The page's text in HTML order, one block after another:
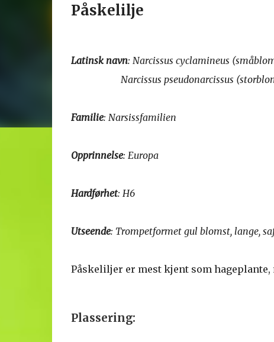
Påskelilje
Latinsk navn: Narcissus cyclamineus
Narcissus pseudonarcissus
Familie: Narsissfamilien
Opprinnelse: Europa
Hardførhet: H6
Utseende: Trompetformet gul blomst, lange,
Påskeliljer er mest kjent som
Plassering: